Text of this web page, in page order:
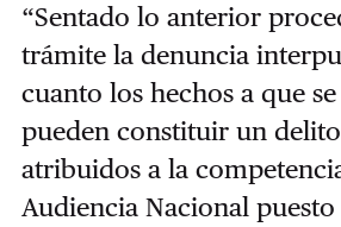
“Sentado lo anterior
trámite la denuncia
cuanto los hechos a que
pueden constituir un
atribuidos a la
Audiencia Nacional